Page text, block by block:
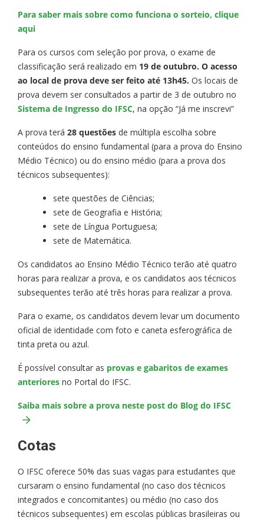
Para saber mais sobre como funciona o sorteio, clique
aqui
Para os cursos com seleção por prova, o exame de
classificação será realizado em 19 de outubro. O acesso
ao local de prova deve ser feito até 13h45. Os locais de
prova devem ser consultados a partir de 3 de outubro no
Sistema de Ingresso do IFSC, na opção “Já me inscrevi”
A prova terá 28 questões de múltipla escolha sobre
conteúdos do ensino fundamental (para a prova do Ensino
Médio Técnico) ou do ensino médio (para a prova dos
técnicos subsequentes):
sete questões de Ciências;
sete de Geografia e História;
sete de Língua Portuguesa;
sete de Matemática.
Os candidatos ao Ensino Médio Técnico terão até quatro
horas para realizar a prova, e os candidatos aos técnicos
subsequentes terão até três horas para realizar a prova.
Para o exame, os candidatos devem levar um documento
oficial de identidade com foto e caneta esferográfica de
tinta preta ou azul.
É possível consultar as provas e gabaritos de exames
anteriores no Portal do IFSC.
Saiba mais sobre a prova neste post do Blog do IFSC
Cotas
O IFSC oferece 50% das suas vagas para estudantes que
cursaram o ensino fundamental (no caso dos técnicos
integrados e concomitantes) ou médio (no caso dos
técnicos subsequentes) em escolas públicas brasileiras ou